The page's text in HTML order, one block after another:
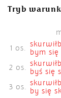
Tryb
1 os. bym się
2 os. byś się
3 os. by się